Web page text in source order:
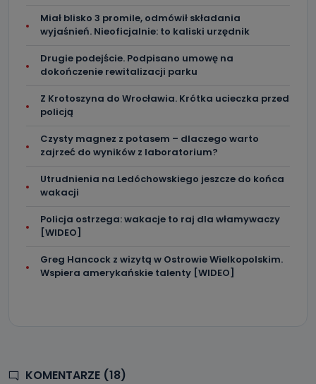
Miał blisko 3 promile, odmówił składania
wyjaśnień. Nieoficjalnie: to kaliski urzędnik
Drugie podejście. Podpisano umowę na
dokończenie rewitalizacji parku
Z Krotoszyna do Wrocławia. Krótka ucieczka przed
policją
Czysty magnez z potasem – dlaczego warto
zajrzeć do wyników z laboratorium?
Utrudnienia na Ledóchowskiego jeszcze do końca
wakacji
Policja ostrzega: wakacje to raj dla włamywaczy
[WIDEO]
Greg Hancock z wizytą w Ostrowie Wielkopolskim.
Wspiera amerykańskie talenty [WIDEO]
KOMENTARZE (18)